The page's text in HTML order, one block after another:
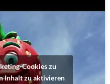
Cookies zu
Inhalt zu aktivieren